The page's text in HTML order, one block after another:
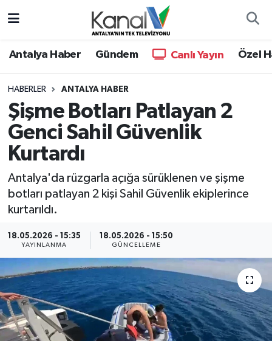
Antalya Haber Gündem Canlı Yayın Özel
HABERLER ANTALYA HABER
Şişme Botları Patlayan 2
Genci Sahil Güvenlik
Kurtardı
Antalya'da rüzgarla açığa sürüklenen ve şişme
botları patlayan 2 kişi Sahil Güvenlik ekiplerince
kurtarıldı.
18.05.2026 - 15:35
YAYINLANMA
18.05.2026 - 15:50
GÜNCELLEME
Antalya Haber
Dünya
Eğitim
Gündem
Günün Manşetleri
Haber Kuşakları
Haberler
KANALV Spor
Hava Durumu
Trafik Durumu
Süper Lig Puan Durumu ve Fikstür
Son Dakika Haberleri
Haber Arşivi